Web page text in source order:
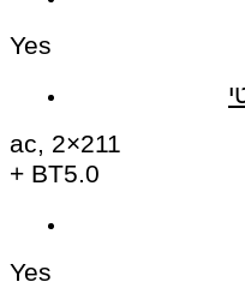
Yes
11
ac, 2×2
+ BT5.0
Yes